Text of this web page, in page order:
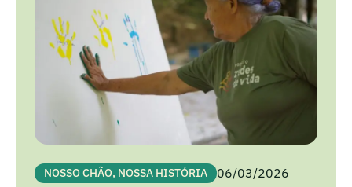
NOSSO CHÃO, NOSSA HISTÓRIA 06/03/2026